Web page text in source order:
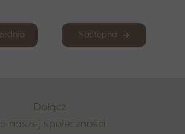
Następna
Dołącz
naszej społeczności